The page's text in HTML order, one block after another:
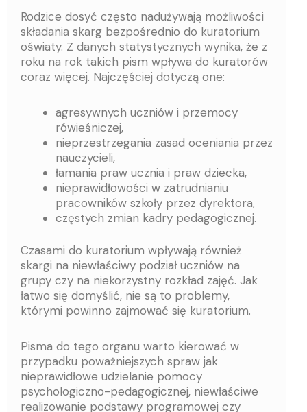
Rodzice dosyć często nadużywają możliwości
składania skarg bezpośrednio do kuratorium
oświaty. Z danych statystycznych wynika, że z
roku na rok takich pism wpływa do kuratorów
coraz więcej. Najczęściej dotyczą one:
agresywnych uczniów i przemocy
rówieśniczej,
nieprzestrzegania zasad oceniania przez
nauczycieli,
łamania praw ucznia i praw dziecka,
nieprawidłowości w zatrudnianiu
pracowników szkoły przez dyrektora,
częstych zmian kadry pedagogicznej.
Czasami do kuratorium wpływają również
skargi na niewłaściwy podział uczniów na
grupy czy na niekorzystny rozkład zajęć. Jak
łatwo się domyślić, nie są to problemy,
którymi powinno zajmować się kuratorium.
Pisma do tego organu warto kierować w
przypadku poważniejszych spraw jak
nieprawidłowe udzielanie pomocy
psychologiczno-pedagogicznej, niewłaściwe
realizowanie podstawy programowej czy